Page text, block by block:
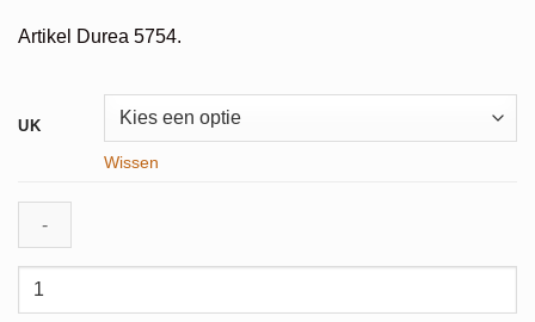
Artikel Durea 5754.
UK
Wissen
Durea